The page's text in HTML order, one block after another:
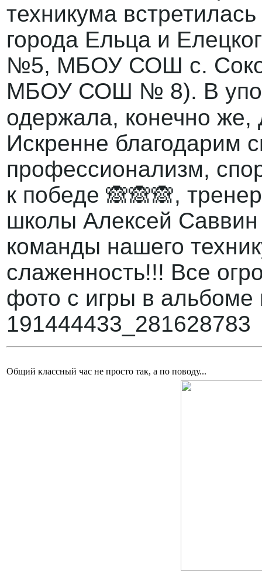
техникума
города Ельца и
№5, МБОУ СОШ с.
МБОУ СОШ № 8). В
одержала, конечно
Искренне благодарим
профессионализм,
к победе 🙈🙈🙈,
школы Алексей
команды нашего
слаженность!!! Все
фото с игры в альбоме
191444433_281628783
Общий классный час не просто так, а по поводу...